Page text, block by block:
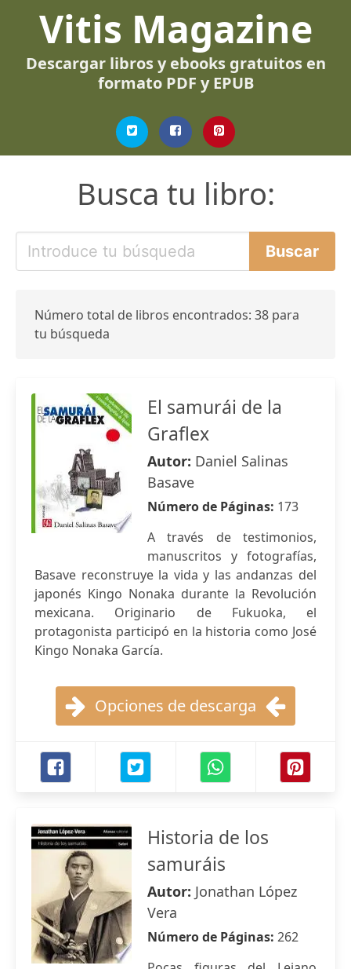
Vitis Magazine
Descargar libros y ebooks gratuitos en
formato PDF y EPUB
Busca tu libro:
Número total de libros encontrados: 38 para
tu búsqueda
El samurái de la
Graflex
Autor: Daniel Salinas
Basave
Número de Páginas: 173
A través de testimonios,
manuscritos y fotografías,
Basave reconstruye la vida y las andanzas del
japonés Kingo Nonaka durante la Revolución
mexicana. Originario de Fukuoka, el
protagonista participó en la historia como José
Kingo Nonaka García.
Opciones de descarga
Historia de los
samuráis
Autor: Jonathan López
Vera
Número de Páginas: 262